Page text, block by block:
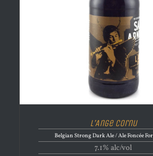
L’Ange cornu
Belgian Strong Dark Ale / Ale Foncée
7.1% alc/vol